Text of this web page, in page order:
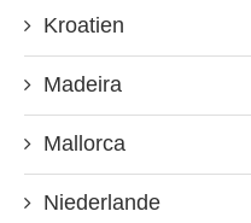
Kroatien
Madeira
Mallorca
Niederlande